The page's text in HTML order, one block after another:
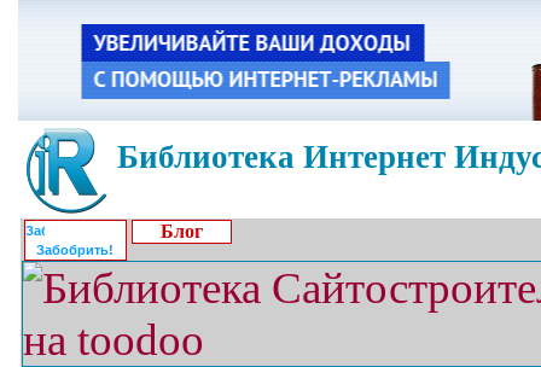
Библиотека Интернет
Забобрить!
Блог